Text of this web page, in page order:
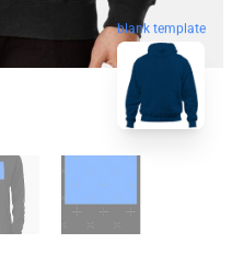
blank template